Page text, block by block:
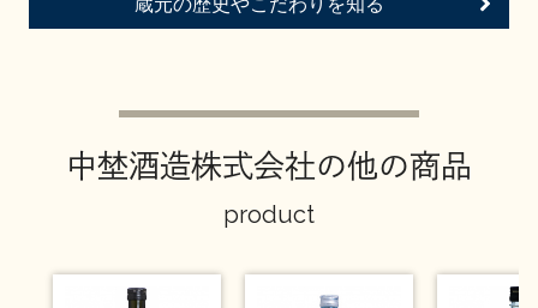
中埜酒造株式会社の他の商品
product